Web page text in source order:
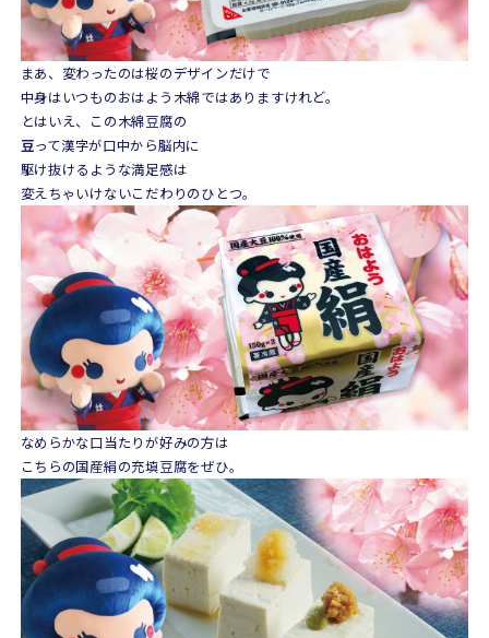
まあ、変わったのは桜のデザインだけで
中身はいつものおはよう木綿ではありますけれど。
とはいえ、この木綿豆腐の
豆って漢字が口中から脳内に
駆け抜けるような満足感は
変えちゃいけないこだわりのひとつ。
なめらかな口当たりが好みの方は
こちらの国産絹の充填豆腐をぜひ。